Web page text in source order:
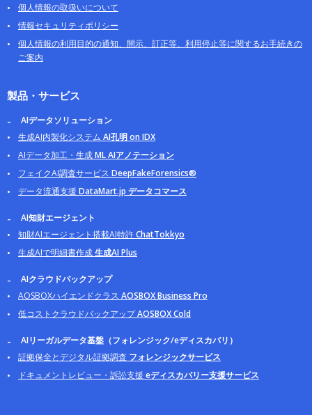
個人情報の取扱いについて
情報セキュリティポリシー
個人情報の利用目的の通知、開示、訂正等、利用停止等に関するお手続きの
ご案内
製品・サービス
AIデータソリューション
生成AI内製化システム AI孔明 on IDX
AIデータ加工・生成ML AIアノテーション
フェイクAI調査サービス DeepFakeForensics®
データ流通支援 DataMart.jp データコマース
AI知財エージェント
知財AIエージェント搭載AI特許ChatTokkyo
生成AIで明細書作成生成AI Plus
AIクラウドバックアップ
AOSBOXハイエンドクラス AOSBOX Business Pro
低コストクラウドバックアップAOSBOX Cold
AIリーガルデータ基盤（フォレンジック/eディスカバリ）
証拠保全とデジタル証拠調査 フォレンジックサービス
ドキュメントレビュー・訴訟支援 eディスカバリー支援サービス